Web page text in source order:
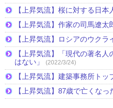
【上昇気流】桜に対する日本
【上昇気流】作家の司馬遼
【上昇気流】ロシアのウク
【上昇気流】「現代の著名
はない」
(2022/3/24)
【上昇気流】建築事務所トッ
【上昇気流】87歳で亡くな